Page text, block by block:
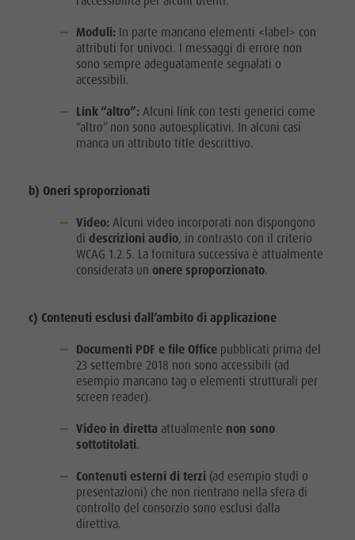
Moduli: In parte mancano elementi <label> con
attributi for univoci. I messaggi di errore non
sono sempre adeguatamente segnalati o
accessibili.
Link “altro”: Alcuni link con testi generici come
“altro” non sono autoesplicativi. In alcuni casi
manca un attributo title descrittivo.
b) Oneri sproporzionati
Video: Alcuni video incorporati non dispongono
di descrizioni audio, in contrasto con il criterio
WCAG 1.2.5. La fornitura successiva è attualmente
considerata un onere sproporzionato.
c) Contenuti esclusi dall’ambito di applicazione
Documenti PDF e file Office pubblicati prima del
23 settembre 2018 non sono accessibili (ad
esempio mancano tag o elementi strutturali per
screen reader).
Video in diretta attualmente non sono
sottotitolati.
Contenuti esterni di terzi (ad esempio studi o
presentazioni) che non rientrano nella sfera di
controllo del consorzio sono esclusi dalla
direttiva.